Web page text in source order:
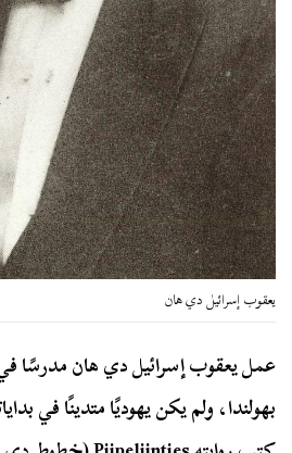
يعقوب إسرائيل دي هان
عمل يعقوب إسرائيل دي هان مدرسًا